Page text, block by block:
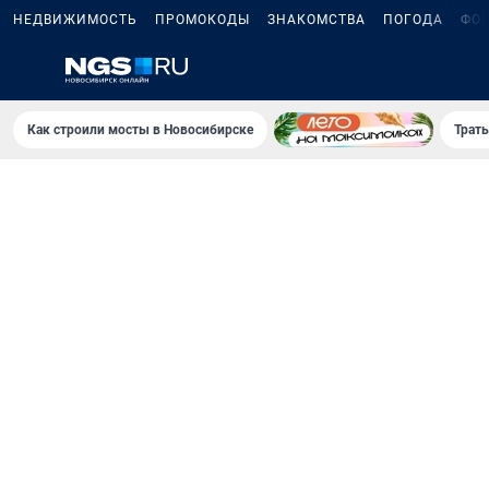
НЕДВИЖИМОСТЬ ПРОМОКОДЫ ЗНАКОМСТВА ПОГОДА
Как строили мосты в Новосибирске